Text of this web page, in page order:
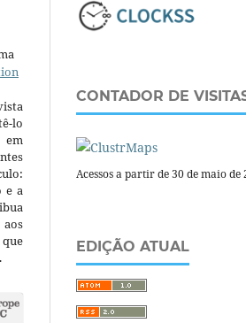
lo
em
e a
CONTADOR DE
Acessos a partir de 30 de maio de
EDIÇÃO ATUAL